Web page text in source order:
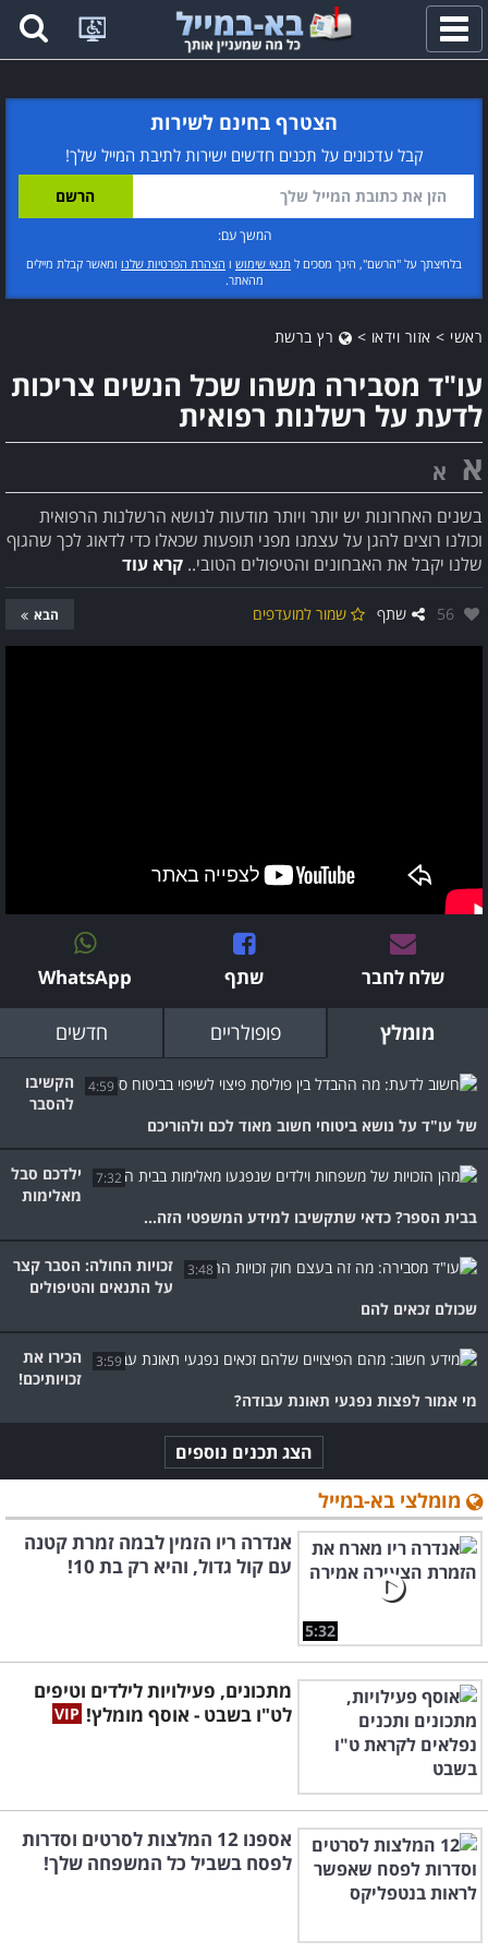
פתח
תפריט
הצטרף בחינם לשירות
קבל עדכונים על תכנים חדשים ישירות לתיבת המייל שלך!
המשך עם:
בלחיצתך על "הרשם", הינך מסכים ל תנאי שימוש ו הצהרת הפרטיות שלנו ומאשר קבלת מיילים
מהאתר.
ראשי > אזור וידאו > רץ ברשת
עו"ד מסבירה משהו שכל הנשים צריכות
לדעת על רשלנות רפואית
א א
בשנים האחרונות יש יותר ויותר מודעות לנושא הרשלנות הרפואית
וכולנו רוצים להגן על עצמנו מפני תופעות שכאלו כדי לדאוג לכך שהגוף
שלנו יקבל את האבחונים והטיפולים הטובי.. קרא עוד
אהבו:
56 שתף שמור למועדפים הבא
שלח לחבר שתף WhatsApp
מומלץ פופולריים חדשים
4:59
הקשיבו
להסבר
של עו"ד על נושא ביטוחי חשוב מאוד לכם ולהוריכם
7:32
ילדכם סבל
מאלימות
בבית הספר? כדאי שתקשיבו למידע המשפטי הזה...
3:48
זכויות החולה: הסבר קצר
על התנאים והטיפולים
שכולם זכאים להם
3:59
הכירו את
זכויותיכם!
מי אמור לפצות נפגעי תאונת עבודה?
הצג תכנים נוספים
מומלצי בא-במייל
5:32
אנדרה ריו הזמין לבמה זמרת קטנה
עם קול גדול, והיא רק בת 10!
מתכונים, פעילויות לילדים וטיפים
לט"ו בשבט - אוסף מומלץ!
אספנו 12 המלצות לסרטים וסדרות
לפסח בשביל כל המשפחה שלך!